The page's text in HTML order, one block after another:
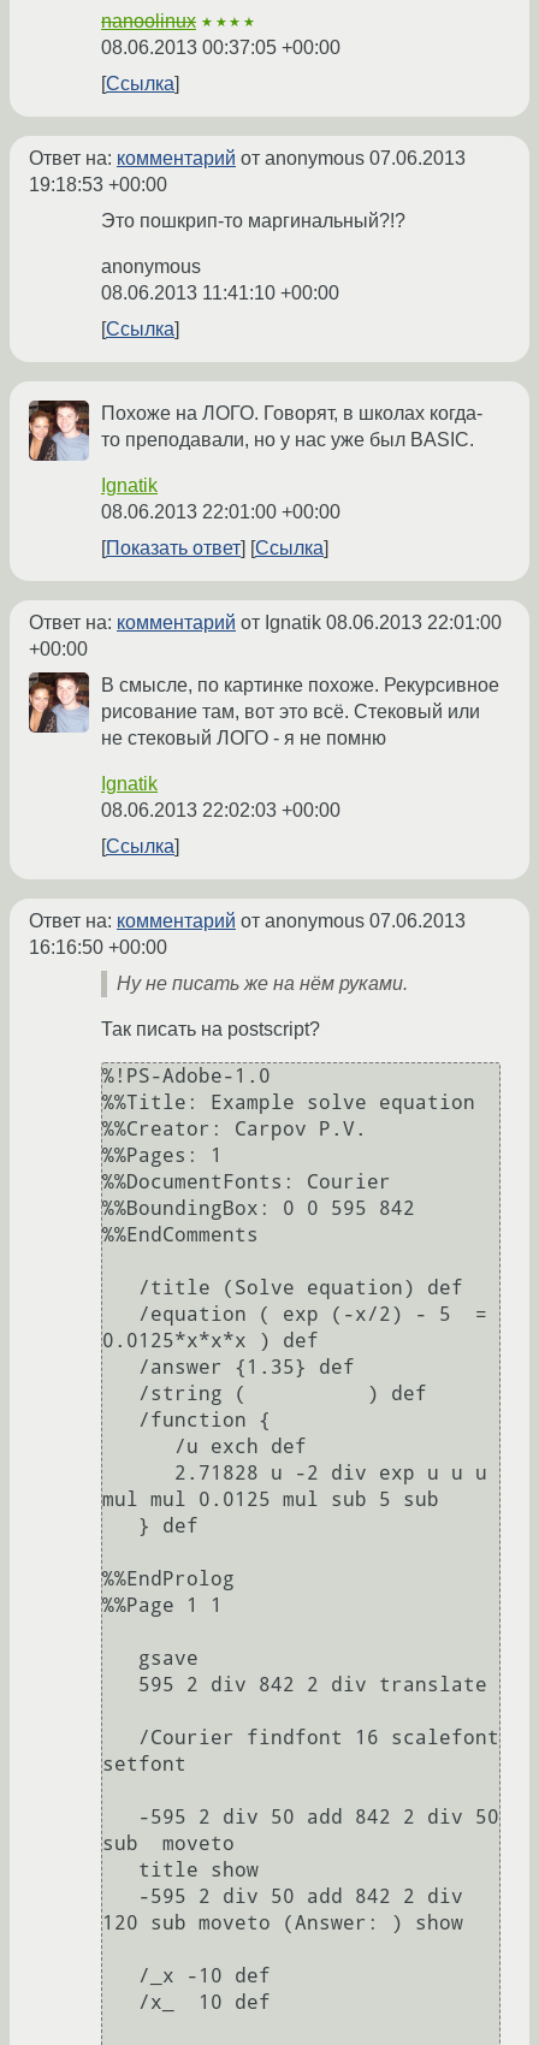
nanoolinux ★★★★
08.06.2013 00:37:05 +00:00
Ссылка
Ответ на: комментарий от anonymous 07.06.2013
19:18:53 +00:00
Это пошкрип-то маргинальный?!?
anonymous
08.06.2013 11:41:10 +00:00
Ссылка
Похоже на ЛОГО. Говорят, в школах когда-
то преподавали, но у нас уже был BASIC.
Ignatik
08.06.2013 22:01:00 +00:00
Показать ответ
Ссылка
Ответ на: комментарий от Ignatik 08.06.2013 22:01:00
+00:00
В смысле, по картинке похоже. Рекурсивное
рисование там, вот это всё. Стековый или
не стековый ЛОГО - я не помню
Ignatik
08.06.2013 22:02:03 +00:00
Ссылка
Ответ на: комментарий от anonymous 07.06.2013
16:16:50 +00:00
Ну не писать же на нём руками.
Так писать на postscript?
%!PS-Adobe-1.0
%%Title: Example solve equation
%%Creator: Carpov P.V.
%%Pages: 1
%%DocumentFonts: Courier
%%BoundingBox: 0 0 595 842
%%EndComments
0.0125*x*x*x ) def
mul mul 0.0125 mul sub 5 sub
%%EndProlog
%%Page 1 1
setfont
sub  moveto
120 sub moveto (Answer: ) show